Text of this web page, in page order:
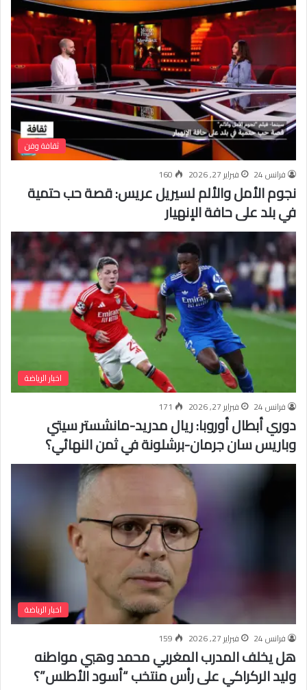
ثقافة وفن
فرانس 24
فبراير 27, 2026 160
نجوم الأمل والألم لسيريل عريس: قصة حب حتمية
في بلد على حافة الإنهيار
اخبار الرياضة
فرانس 24
فبراير 27, 2026 171
دوري أبطال أوروبا: ريال مدريد-مانشستر سيتي
وباريس سان جرمان-برشلونة في ثمن النهائي؟
اخبار الرياضة
فرانس 24
فبراير 27, 2026 159
هل يخلف المدرب المغربي محمد وهبي مواطنه
وليد الركراكي على رأس منتخب “أسود الأطلس”؟